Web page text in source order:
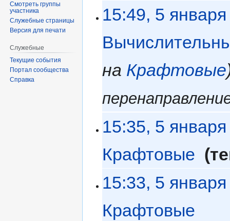
15:49, 5
на Крафтовые
15:35, 5
Крафтовые
15:33, 5
Крафтовые
Смотреть группы
участника
Служебные страницы
Версия для печати
Служебные
Текущие события
Портал сообщества
Справка